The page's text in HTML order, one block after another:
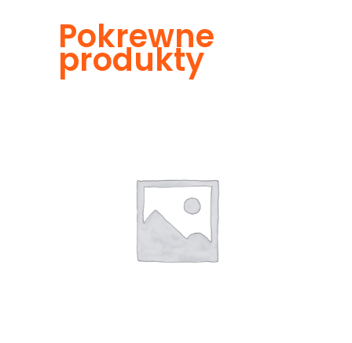
Pokrewne
produkty